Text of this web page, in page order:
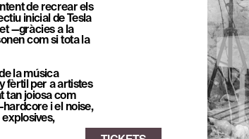
de recrear els
inicial de Tesla
—gràcies a la
com si tota la
la música
fèrtil per a artistes
tan joiosa com
i el noise,